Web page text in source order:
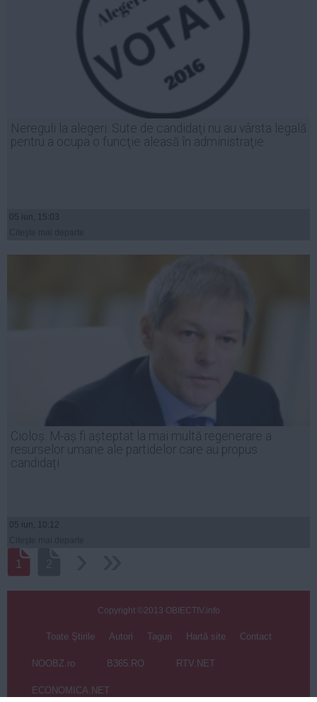
Nereguli la alegeri: Sute de candidaţi nu au vârsta legală
pentru a ocupa o funcţie aleasă în administraţie
05 iun, 15:03
Cioloș: M-aș fi așteptat la mai multă regenerare a
resurselor umane ale partidelor care au propus
candidați
05 iun, 10:12
1
Copyright ©2013 OBIECTIV.info
Toate Ştirile Autori Taguri Hartă site Contact
NOOBZ.ro B365.RO RTV.NET
ECONOMICA.NET